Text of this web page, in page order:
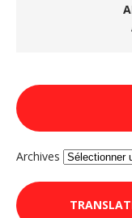
Archives